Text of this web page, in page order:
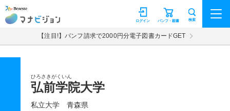
マナビジョン パンフ・願書
ログイン 検索
【注目!】パンフ請求で2000円分電子図書カードGET
ひろさきがくいん
弘前学院大学
私立大学 青森県